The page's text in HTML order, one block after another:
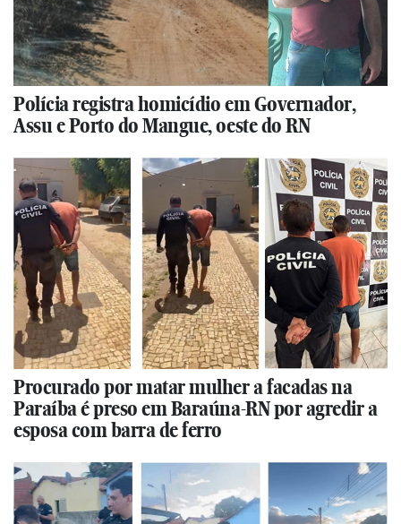
Polícia registra homicídio em Governador,
Assu e Porto do Mangue, oeste do RN
Procurado por matar mulher a facadas na
Paraíba é preso em Baraúna-RN por agredir a
esposa com barra de ferro